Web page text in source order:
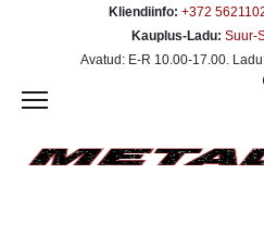
Kliendiinfo: +372
Kauplus-Ladu: Suur-
Avatud: E-R 10.00-17.00.